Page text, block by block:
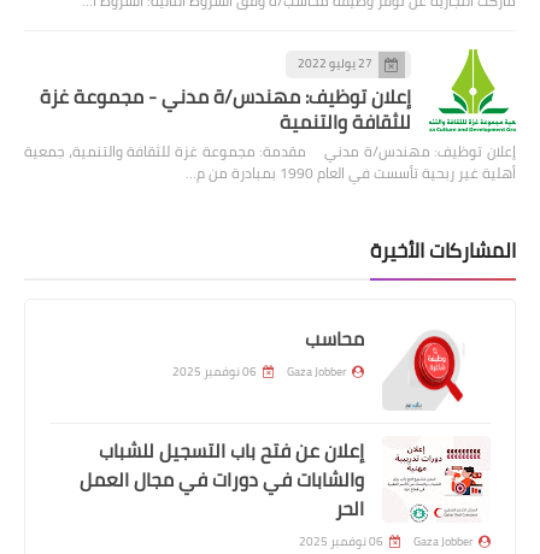
27 يوليو 2022
إعلان توظيف: مهندس/ة مدني - مجموعة غزة
للثقافة والتنمية
إعلان توظيف: مهندس/ة مدني مقدمة: مجموعة غزة للثقافة والتنمية، جمعية
أهلية غير ربحية تأسست في العام 1990 بمبادرة من م…
المشاركات الأخيرة
محاسب
Gaza Jobber 06 نوفمبر 2025
إعلان عن فتح باب التسجيل للشباب
والشابات في دورات في مجال العمل
الحر
Gaza Jobber 06 نوفمبر 2025